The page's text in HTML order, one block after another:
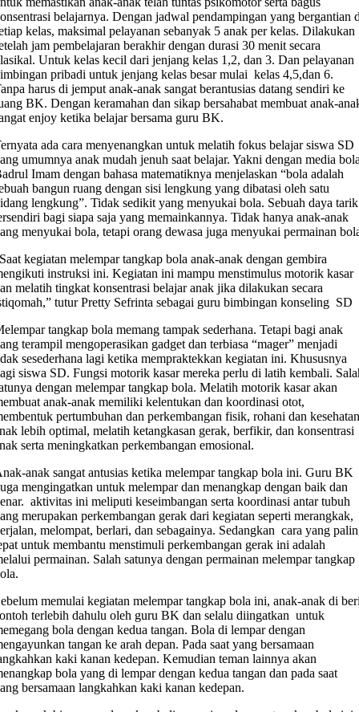
belajarnya. Dengan jadwal pendampingan yang bergantian
kelas, maksimal pelayanan sebanyak 5 anak per kelas. Dilakukan
jam pembelajaran berakhir dengan durasi 30 menit secara
Untuk kelas kecil dari jenjang kelas 1,2, dan 3. Dan pelayanan
pribadi untuk jenjang kelas besar mulai kelas 4,5,dan 6.
harus di jemput anak-anak sangat berantusias datang sendiri ke
BK. Dengan keramahan dan sikap bersahabat membuat anak-
enjoy ketika belajar bersama guru BK.
ada cara menyenangkan untuk melatih fokus belajar siswa SD
umumnya anak mudah jenuh saat belajar. Yakni dengan media
Imam dengan bahasa matematiknya menjelaskan “bola adalah
bangun ruang dengan sisi lengkung yang dibatasi oleh satu
lengkung”. Tidak sedikit yang menyukai bola. Sebuah daya tarik
bagi siapa saja yang memainkannya. Tidak hanya anak-anak
menyukai bola, tetapi orang dewasa juga menyukai permainan
kegiatan melempar tangkap bola anak-anak dengan gembira
instruksi ini. Kegiatan ini mampu menstimulus motorik kasar
melatih tingkat konsentrasi belajar anak jika dilakukan secara
tutur Pretty Sefrinta sebagai guru bimbingan konseling SD
tangkap bola memang tampak sederhana. Tetapi bagi anak
terampil mengoperasikan gadget dan terbiasa “mager” menjadi
sesederhana lagi ketika mempraktekkan kegiatan ini. Khususnya
siswa SD. Fungsi motorik kasar mereka perlu di latih kembali.
dengan melempar tangkap bola. Melatih motorik kasar akan
anak-anak memiliki kelentukan dan koordinasi otot,
pertumbuhan dan perkembangan fisik, rohani dan
lebih optimal, melatih ketangkasan gerak, berfikir, dan konsentrasi
serta meningkatkan perkembangan emosional.
anak sangat antusias ketika melempar tangkap bola ini. Guru BK
mengingatkan untuk melempar dan menangkap dengan baik dan
aktivitas ini meliputi keseimbangan serta koordinasi antar tubuh
merupakan perkembangan gerak dari kegiatan seperti merangkak,
melompat, berlari, dan sebagainya. Sedangkan cara yang
untuk membantu menstimuli perkembangan gerak ini adalah
permainan. Salah satunya dengan permainan melempar tangkap
memulai kegiatan melempar tangkap bola ini, anak-anak di
terlebih dahulu oleh guru BK dan selalu diingatkan untuk
bola dengan kedua tangan. Bola di lempar dengan
tangan ke arah depan. Pada saat yang bersamaan
kaki kanan kedepan. Kemudian teman lainnya akan
bola yang di lempar dengan kedua tangan dan pada saat
bersamaan langkahkan kaki kanan kedepan.